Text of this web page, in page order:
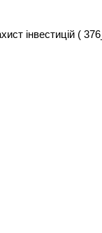
інвестицій (